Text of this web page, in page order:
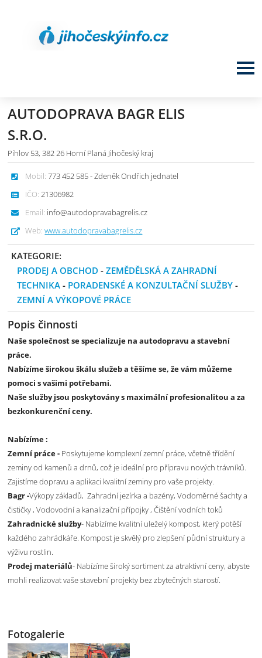
AUTODOPRAVA BAGR ELIS
S.R.O.
Pihlov 53, 382 26 Horní Planá Jihočeský kraj
Mobil: 773 452 585 - Zdeněk Ondřich jednatel
IČO: 21306982
Email: info@autodopravabagrelis.cz
Web: www.autodopravabagrelis.cz
KATEGORIE:
PRODEJ A OBCHOD -ZEMĚDĚLSKÁ A ZAHRADNÍ
TECHNIKA - PORADENSKÉ A KONZULTAČNÍ SLUŽBY -
ZEMNÍ A VÝKOPOVÉ PRÁCE
Popis činnosti
Naše společnost se specializuje na autodopravu a stavební
práce.
Nabízíme širokou škálu služeb a těšíme se, že vám můžeme
pomoci s vašimi potřebami.
Naše služby jsou poskytovány s maximální profesionalitou a za
bezkonkurenční ceny.
Nabízíme :
Zemní práce - Poskytujeme komplexní zemní práce, včetně třídění
zeminy od kamenů a drnů, což je ideální pro přípravu nových trávníků.
Zajistíme dopravu a aplikaci kvalitní zeminy pro vaše projekty.
Bagr -Výkopy základů, Zahradní jezírka a bazény, Vodoměrné šachty a
čističky , Vodovodní a kanalizační přípojky , Čištění vodních toků
Zahradnické služby- Nabízíme kvalitní uleželý kompost, který potěší
každého zahrádkáře. Kompost je skvělý pro zlepšení půdní struktury a
výživu rostlin.
Prodej materiálů- Nabízíme široký sortiment za atraktivní ceny, abyste
mohli realizovat vaše stavební projekty bez zbytečných starostí.
Fotogalerie